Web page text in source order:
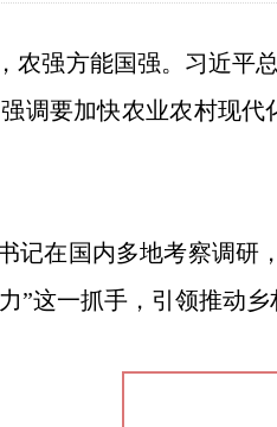
强方能国强。习近平总
调要加快农业农村现
在国内多地考察调研，
”这一抓手，引领推动